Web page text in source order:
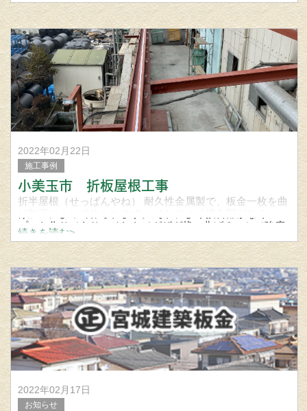
屋根、外壁、雨樋の事なら宮城建築板金にお問い合わせ下
さい。
2022年02月22日
施工事例
小美玉市 折板屋根工事
折半屋根（せっぱんやね） 耐久性金属製で、板金一枚を曲
プルな作りであり、それをジグザグ状に曲げることで強度
ます。
続きを読む>
2022年02月17日
お知らせ